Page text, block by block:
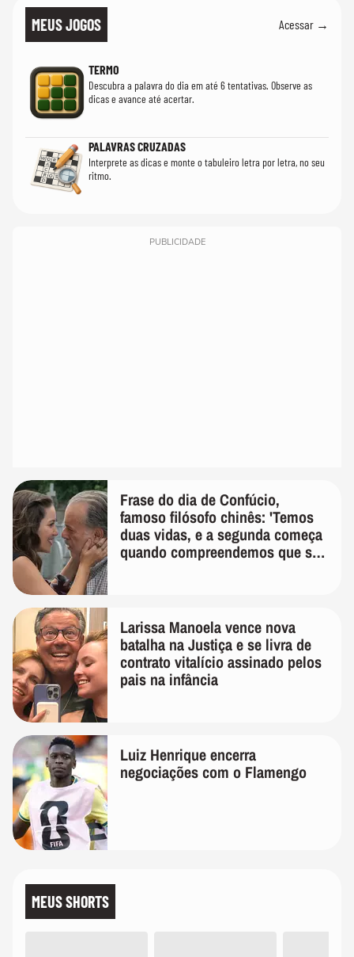
MEUS JOGOS Acessar →
TERMO
Descubra a palavra do dia em até 6 tentativas. Observe as
dicas e avance até acertar.
PALAVRAS CRUZADAS
Interprete as dicas e monte o tabuleiro letra por letra, no seu
ritmo.
PUBLICIDADE
Frase do dia de Confúcio,
famoso filósofo chinês: 'Temos
duas vidas, e a segunda começa
quando compreendemos que só
Larissa Manoela vence nova
batalha na Justiça e se livra de
contrato vitalício assinado pelos
pais na infância
Luiz Henrique encerra
negociações com o Flamengo
MEUS SHORTS